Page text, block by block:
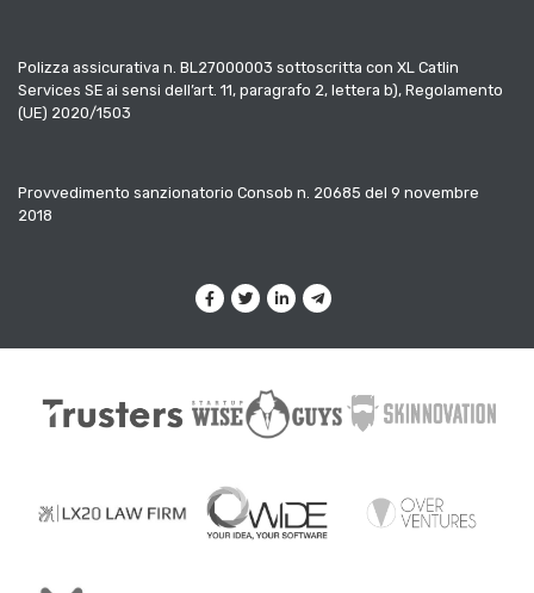
Polizza assicurativa n. BL27000003 sottoscritta con XL Catlin
Services SE ai sensi dell’art. 11, paragrafo 2, lettera b), Regolamento
(UE) 2020/1503
Provvedimento sanzionatorio Consob n. 20685 del 9 novembre
2018